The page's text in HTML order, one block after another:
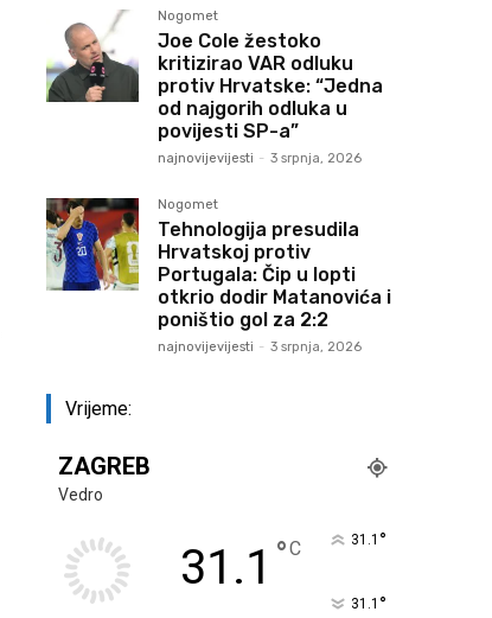
Nogomet
Joe Cole žestoko
kritizirao VAR odluku
protiv Hrvatske: “Jedna
od najgorih odluka u
povijesti SP-a”
najnovijevijesti - 3 srpnja, 2026
Nogomet
Tehnologija presudila
Hrvatskoj protiv
Portugala: Čip u lopti
otkrio dodir Matanovića i
poništio gol za 2:2
najnovijevijesti - 3 srpnja, 2026
Vrijeme:
ZAGREB
Vedro
31.1 °C 31.1 °
31.1 °